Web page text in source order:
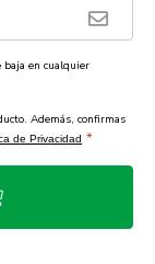
baja en cualquier
Además, confirmas
de Privacidad *